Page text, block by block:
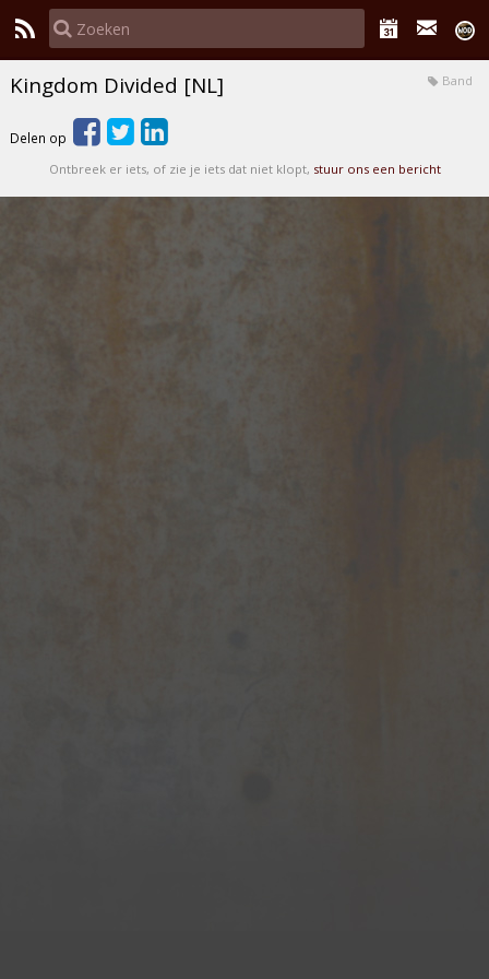
Band
Kingdom Divided [NL]
Delen op
Ontbreek er iets, of zie je iets dat niet klopt, stuur ons een bericht